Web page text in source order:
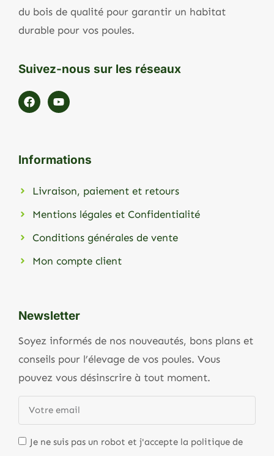
du bois de qualité pour garantir un habitat
durable pour vos poules.
Suivez-nous sur les réseaux
Informations
Livraison, paiement et retours
Mentions légales et Confidentialité
Conditions générales de vente
Mon compte client
Newsletter
Soyez informés de nos nouveautés, bons plans et
conseils pour l’élevage de vos poules. Vous
pouvez vous désinscrire à tout moment.
Je ne suis pas un robot et j'accepte la politique de